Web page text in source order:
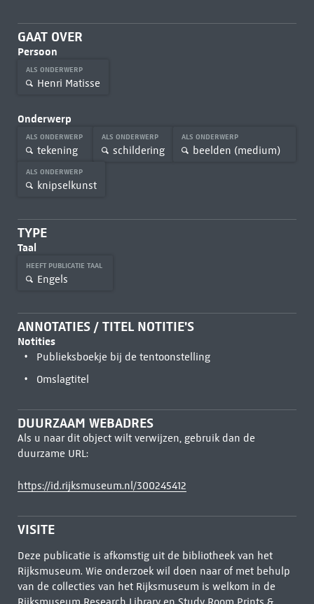
GAAT OVER
Persoon
ALS ONDERWERP
Henri Matisse
Onderwerp
ALS ONDERWERP
tekening
ALS ONDERWERP
schildering
ALS ONDERWERP
beelden (medium)
ALS ONDERWERP
knipselkunst
TYPE
Taal
HEEFT PUBLICATIE TAAL
Engels
ANNOTATIES / TITEL NOTITIE'S
Notities
Publieksboekje bij de tentoonstelling
Omslagtitel
DUURZAAM WEBADRES
Als u naar dit object wilt verwijzen, gebruik dan de
duurzame URL:
https://id.rijksmuseum.nl/300245412
VISITE
Deze publicatie is afkomstig uit de bibliotheek van het
Rijksmuseum. Wie onderzoek wil doen naar of met behulp
van de collecties van het Rijksmuseum is welkom in de